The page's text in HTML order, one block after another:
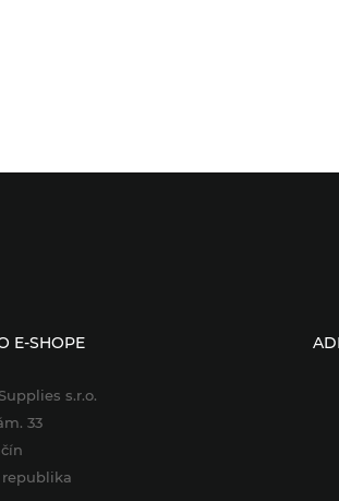
E-SHOPE
s.r.o.
33
republika